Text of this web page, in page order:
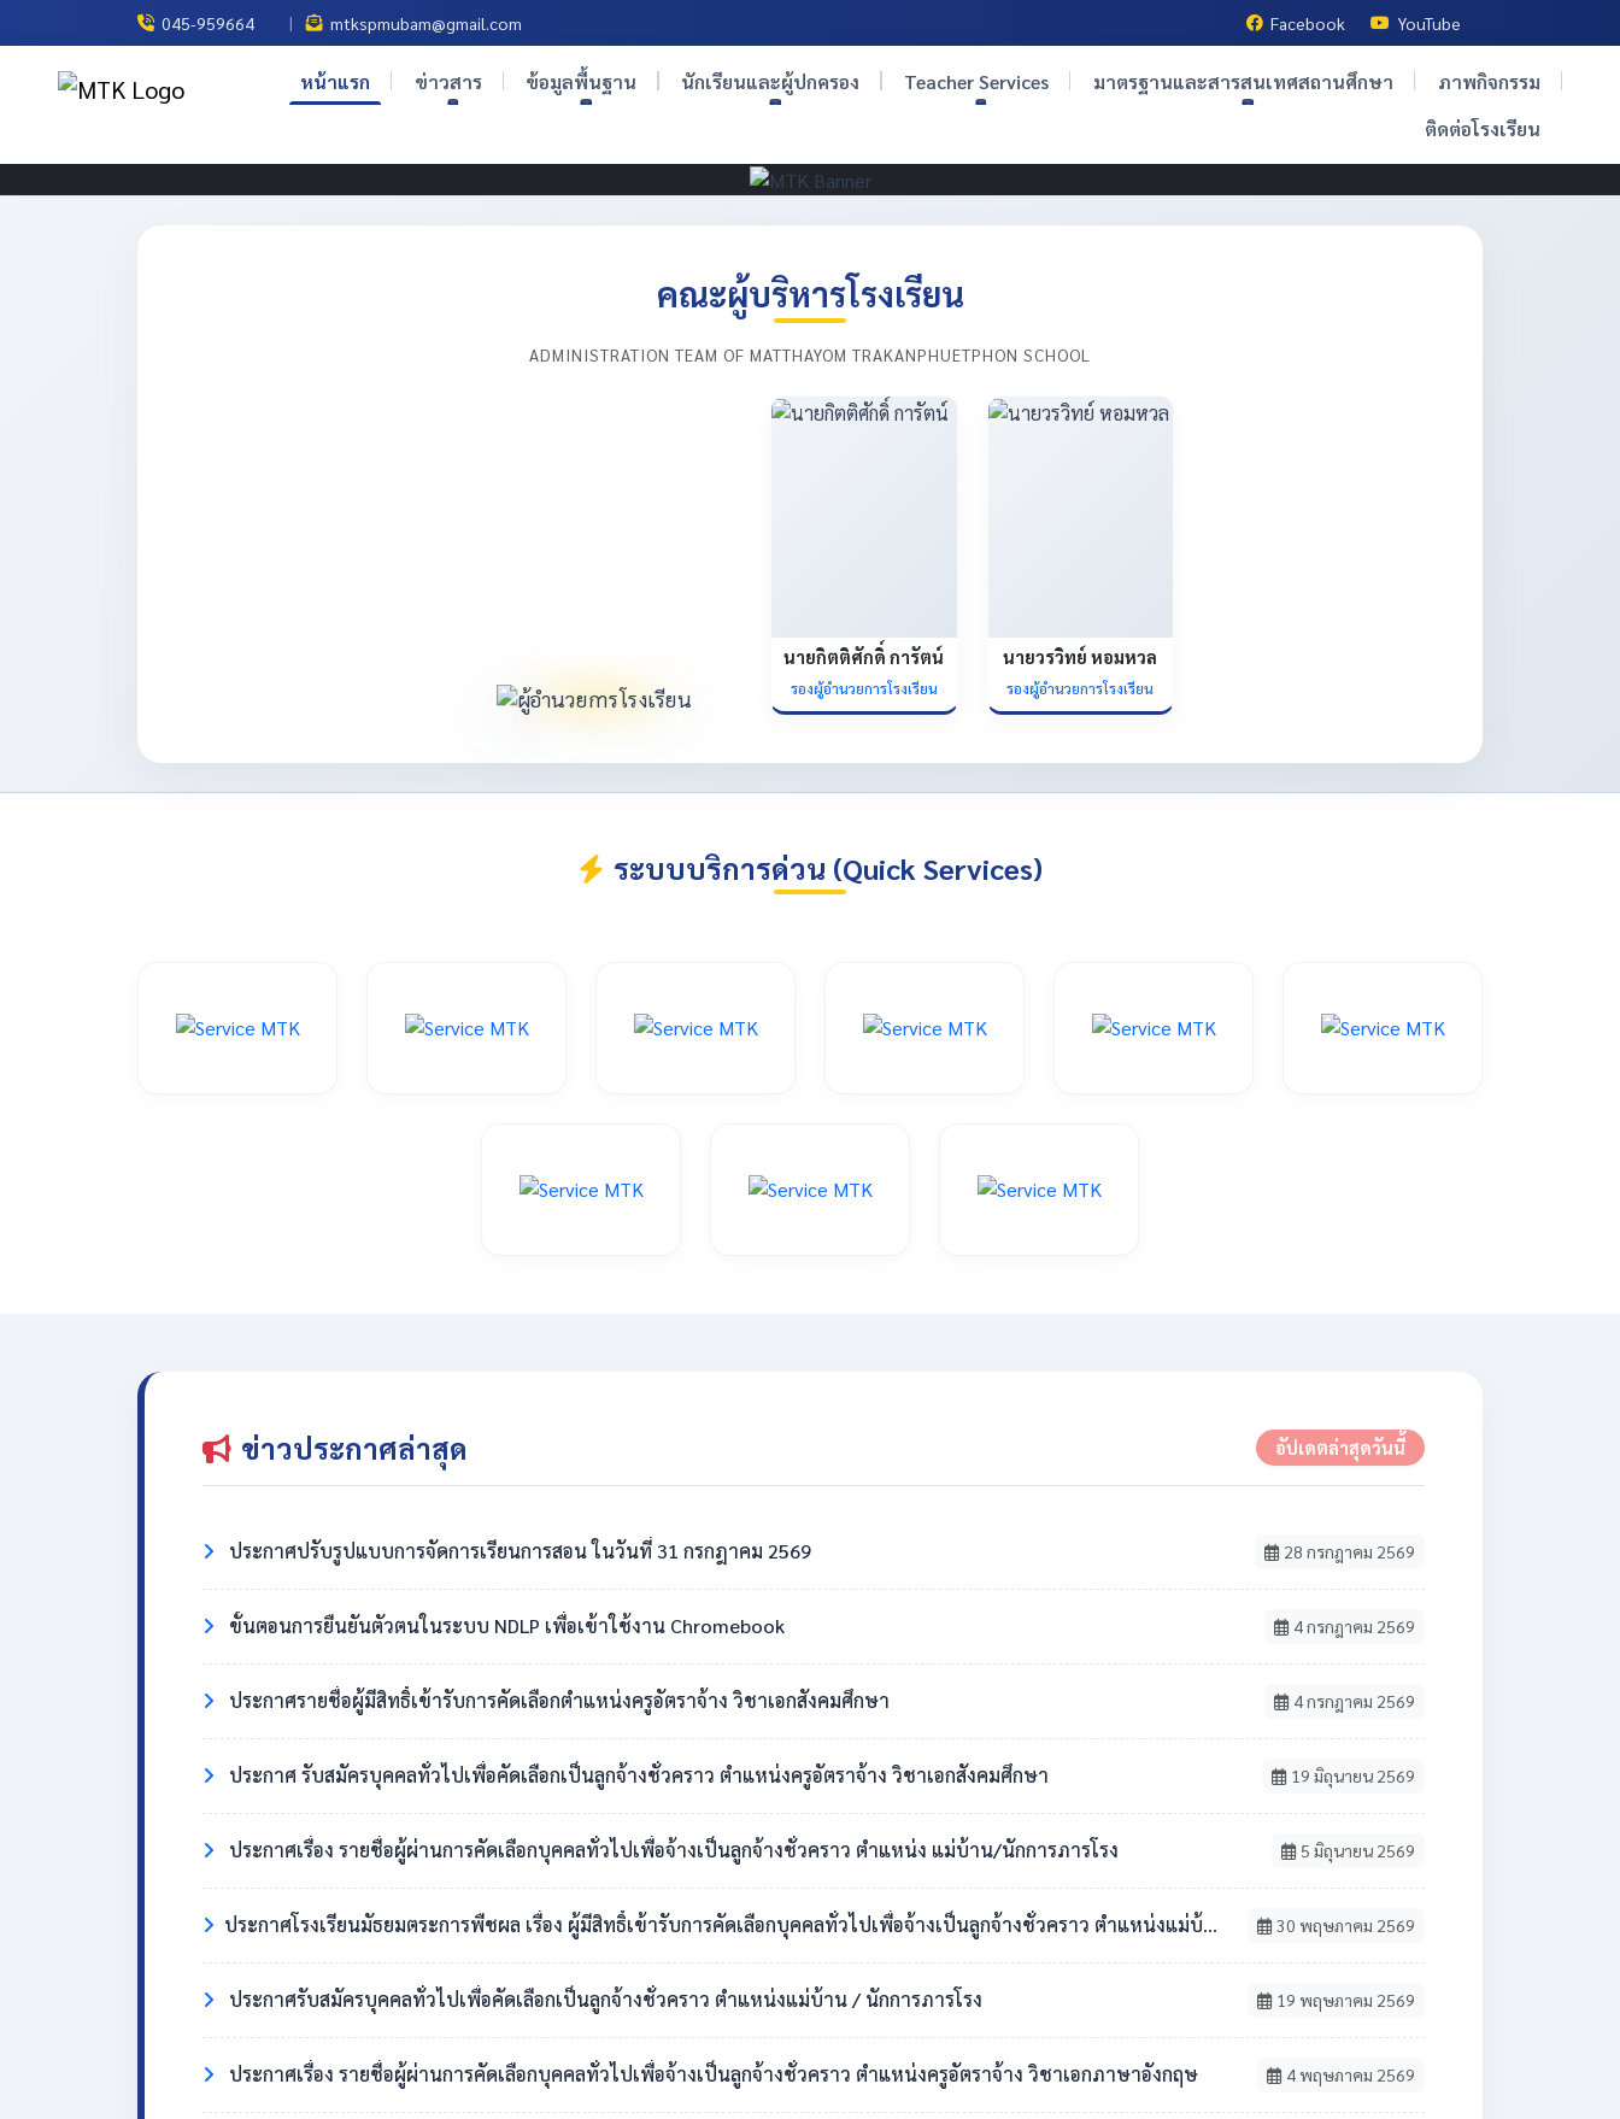
045-959664 | mtkspmubam@gmail.com Facebook YouTube
หน้าแรก ข่าวสาร ข้อมูลพื้นฐาน นักเรียนและผู้ปกครอง Teacher Services มาตรฐานและสารสนเทศสถานศึกษา
ภาพกิจกรรม
ติดต่อโรงเรียน
คณะผู้บริหารโรงเรียน
ADMINISTRATION TEAM OF MATTHAYOM TRAKANPHUETPHON SCHOOL
นายกิตติศักดิ์ การัตน์
รองผู้อำนวยการโรงเรียน
นายวรวิทย์ หอมหวล
รองผู้อำนวยการโรงเรียน
ระบบบริการด่วน (Quick Services)
ข่าวประกาศล่าสุด อัปเดตล่าสุดวันนี้
ประกาศปรับรูปแบบการจัดการเรียนการสอน ในวันที่ 31 กรกฎาคม 2569 28 กรกฎาคม 2569
ขั้นตอนการยืนยันตัวตนในระบบ NDLP เพื่อเข้าใช้งาน Chromebook 4 กรกฎาคม 2569
ประกาศรายชื่อผู้มีสิทธิ์เข้ารับการคัดเลือกตำแหน่งครูอัตราจ้าง วิชาเอกสังคมศึกษา 4 กรกฎาคม 2569
ประกาศ รับสมัครบุคคลทั่วไปเพื่อคัดเลือกเป็นลูกจ้างชั่วคราว ตำแหน่งครูอัตราจ้าง วิชาเอกสังคมศึกษา 19 มิถุนายน 2569
ประกาศเรื่อง รายชื่อผู้ผ่านการคัดเลือกบุคคลทั่วไปเพื่อจ้างเป็นลูกจ้างชั่วคราว ตำแหน่ง แม่บ้าน/นักการภารโรง 5 มิถุนายน 2569
​ประกาศโรงเรียนมัธยมตระการพืชผล เรื่อง ผู้มีสิทธิ์เข้ารับการคัดเลือกบุคคลทั่วไปเพื่อจ้างเป็นลูกจ้างชั่วคราว ตำแหน่งแม่บ้าน / นักการภารโรง 30 พฤษภาคม 2569
ประกาศรับสมัครบุคคลทั่วไปเพื่อคัดเลือกเป็นลูกจ้างชั่วคราว ตำแหน่งแม่บ้าน / นักการภารโรง 19 พฤษภาคม 2569
ประกาศเรื่อง รายชื่อผู้ผ่านการคัดเลือกบุคคลทั่วไปเพื่อจ้างเป็นลูกจ้างชั่วคราว ตำแหน่งครูอัตราจ้าง วิชาเอกภาษาอังกฤษ 4 พฤษภาคม 2569